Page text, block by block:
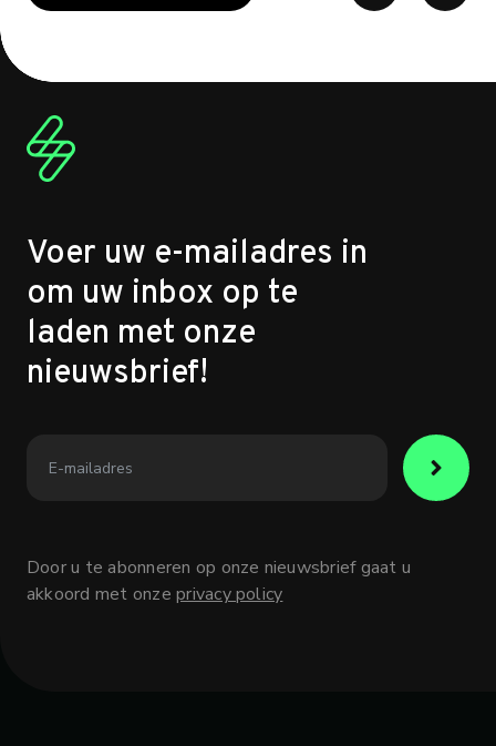
Voer uw e-mailadres in
om uw inbox op te
laden met onze
nieuwsbrief!
Door u te abonneren op onze nieuwsbrief gaat u
akkoord met onzeprivacy policy